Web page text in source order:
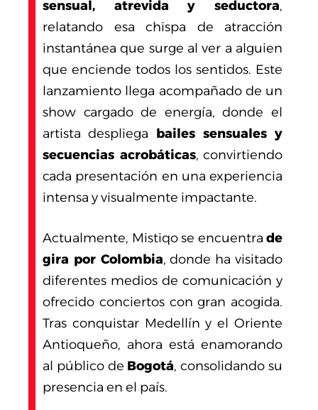
sensual, atrevida y seductora,
relatando esa chispa de atracción
instantánea que surge al ver a alguien
que enciende todos los sentidos. Este
lanzamiento llega acompañado de un
show cargado de energía, donde el
artista despliega bailes sensuales y
secuencias acrobáticas, convirtiendo
cada presentación en una experiencia
intensa y visualmente impactante.
Actualmente, Mistiqo se encuentra de
gira por Colombia, donde ha visitado
diferentes medios de comunicación y
ofrecido conciertos con gran acogida.
Tras conquistar Medellín y el Oriente
Antioqueño, ahora está enamorando
al público de Bogotá, consolidando su
presencia en el país.